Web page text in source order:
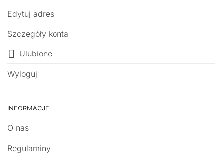
Edytuj adres
Szczegóły konta
Ulubione
Wyloguj
INFORMACJE
O nas
Regulaminy